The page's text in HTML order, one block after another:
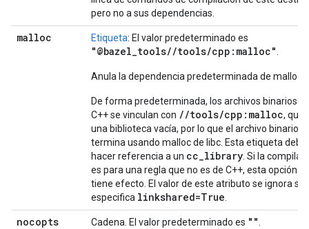
pero no a sus dependencias.
malloc Etiqueta: El valor predeterminado es
"@bazel_tools//tools/cpp:malloc"
Anula la dependencia predeterminada de malloc.
De forma predeterminada, los archivos binarios
C++ se vinculan con //tools/cpp:malloc, que
una biblioteca vacía, por lo que el archivo binario
termina usando malloc de libc. Esta etiqueta debe
hacer referencia a un cc_library . Si la
es para una regla que no es de C++, esta opción
tiene efecto. El valor de este atributo se ignora si
especifica linkshared=True
nocopts Cadena. El valor predeterminado es ""